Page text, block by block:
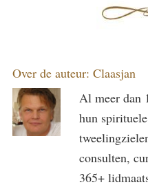
Over de auteur: Claasjan
Al meer dan
hun
consulten,
365+